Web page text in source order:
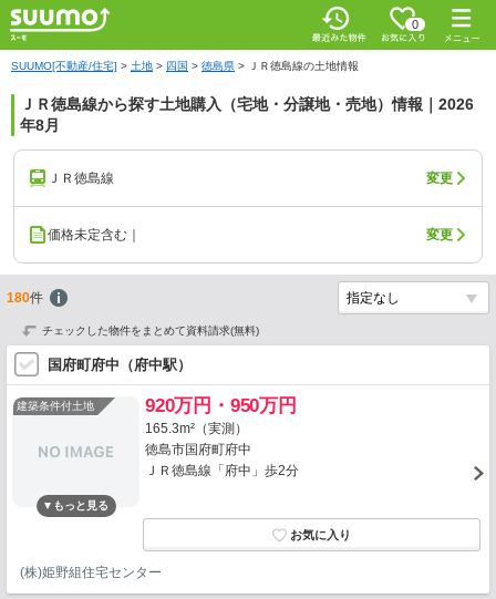
0
SUUMO[不動産/住宅] > 土地 > 四国 > 徳島県 > ＪＲ徳島線の土地情報
ＪＲ徳島線から探す土地購入（宅地・分譲地・売地）情報｜2026
年8月
ＪＲ徳島線 変更
価格未定含む｜ 変更
180件
チェックした物件をまとめて資料請求(無料)
国府町府中（府中駅）
建築条件付土地 920万円・950万円
165.3m²（実測）
徳島市国府町府中
ＪＲ徳島線「府中」歩2分
(株)姫野組住宅センター